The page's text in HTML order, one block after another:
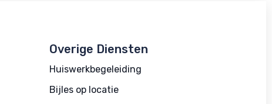
Overige Diensten
Huiswerkbegeleiding
Bijles op locatie